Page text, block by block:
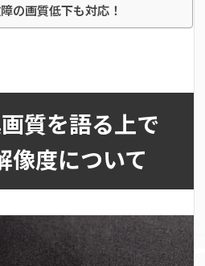
の画質低下も対応！
質を語る上で
像度について